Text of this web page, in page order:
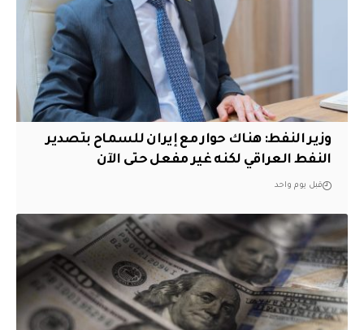
وزير النفط: هناك حوار مع إيران للسماح بتصدير
النفط العراقي لكنه غير مفعل حتى الآن
قبل يوم واحد